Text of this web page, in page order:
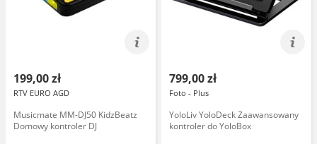
199,00 zł
RTV EURO AGD
Musicmate MM-DJ50 KidzBeatz
Domowy kontroler DJ
799,00 zł
Foto - Plus
YoloLiv YoloDeck Zaawansowany
kontroler do YoloBox